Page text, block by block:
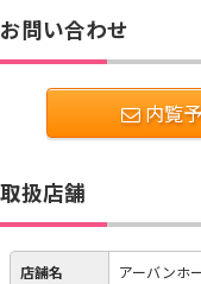
お問い合わせ
内覧
取扱店舗
店舗名 アーバンホ